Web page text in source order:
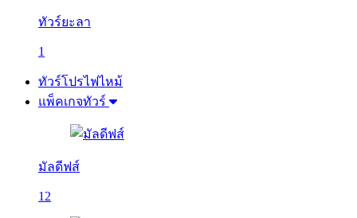
ทัวร์ยะลา
1
ทัวร์โปรไฟไหม้
แพ็คเกจทัวร์
มัลดีฟส์
12